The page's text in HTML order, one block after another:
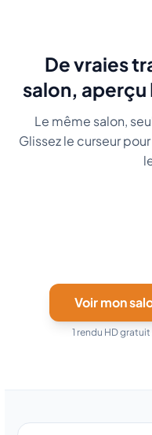
De vraies
salon, aperçu
Le même salon,
Glissez le curseur
Voir mon
1 rendu HD gratuit